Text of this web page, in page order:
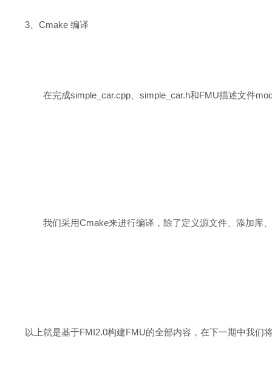
3、Cmake 编译
在完成simple_car.cpp、simple_car.h和FMU描述文件
我们采用Cmake来进行编译，除了定义源文件、添加库
以上就是基于FMI2.0构建FMU的全部内容，在下一期中我